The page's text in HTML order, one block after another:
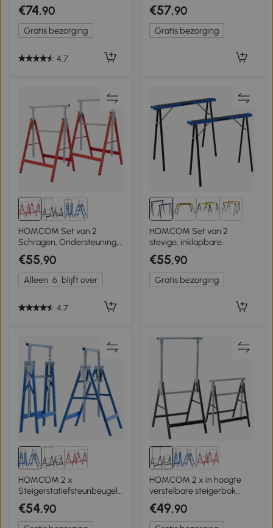
draagvermogen, staal,
verrijdbaar, rood
€74,90
Gratis bezorging
4.7
verstelbaar inklapbaar
metaal zwart belastbaar
200kg
€57,90
Gratis bezorging
HOMCOM Set van 2
Schragen, Ondersteuning,
Staal, Rood
€55,90
Alleen 6 blijft over
4.7
5+
HOMCOM Set van 2
stevige, inklapbare
metalen schragen voor
timmerwerk en doe-het-
zelf projecten, Blauw en
Zwart
€55,90
Gratis bezorging
HOMCOM 2 x
Steigerstatiefsteunbeugel
in hoogte verstelbaar staal
blauw
€54,90
HOMCOM 2 x in hoogte
verstelbare steigerbok
opklapbare bok tot 200 kg
staal zwart
€49,90